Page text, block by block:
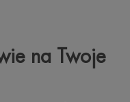
na Twoje